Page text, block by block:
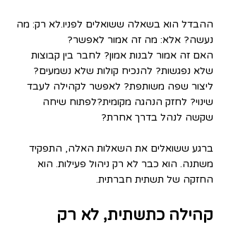
ההבדל הוא בשאלה ששואלים לפניו.לא רק: מה
נעשה? אלא: מה זה אמור לאפשר?
האם זה אמור לבנות אמון? לחבר בין קבוצות
שלא נפגשות? להנכיח קולות שלא נשמעים?
ליצור שפה משותפת? לאפשר לקהילה לעבד
שינוי? לחזק הנהגה מקומית?לפתוח שיחה
שקשה לנהל בדרך אחרת?
ברגע ששואלים את השאלות האלה, התפקיד
משתנה. הוא כבר לא רק ניהול פעילות. הוא
החזקה של תשתית חברתית.
קהילה כתשתית, לא רק